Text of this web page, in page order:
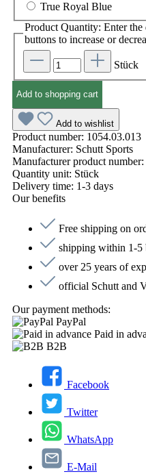
True Royal Blue
Product Quantity: Enter the
buttons to increase or
Stück
Add to shopping cart
Add to wishlist
Product number: 1054.03.013
Manufacturer: Schutt Sports
Manufacturer product number:
Quantity unit: Stück
Delivery time: 1-3 days
Our benefits
Free shipping on
shipping within 1-5
over 25 years of
official Schutt and
Our payment methods:
PayPal
Paid in
B2B
Facebook
Twitter
WhatsApp
E-Mail